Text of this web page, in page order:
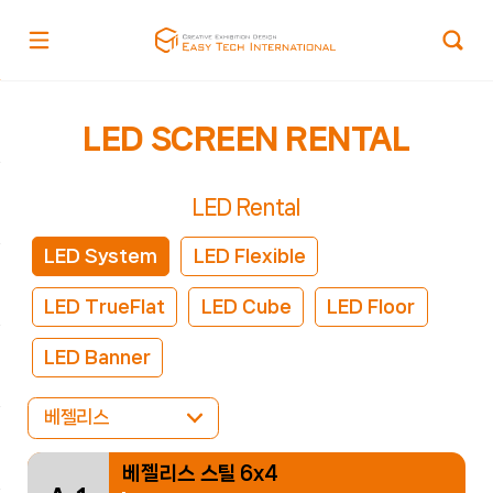
LED SCREEN RENTAL
LED Rental
LED System LED Flexible
LED TrueFlat LED Cube LED Floor
LED Banner
베젤리스
베젤리스 스틸 6x4
베젤리스 스틸 6x4
베젤리스 스틸 6x4
베젤리스 스틸 6x4